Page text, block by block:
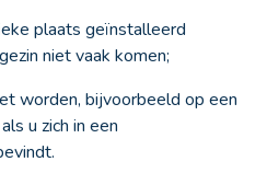
plaats geïnstalleerd
niet vaak komen;
worden, bijvoorbeeld op een
u zich in een